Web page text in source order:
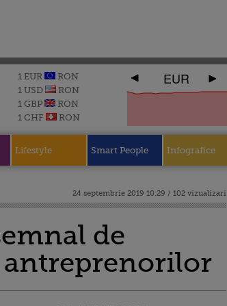
1 EUR
RON
1 USD
RON
1 GBP
RON
1 CHF
RON
EUR
Lifestyle Smart People Infografice
24 septembrie 2019 10:29 / 102 vizualizari
de
antreprenorilor